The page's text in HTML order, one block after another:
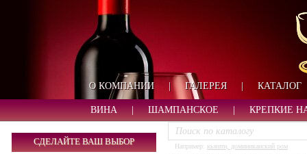
О КОМПАНИИ | ГАЛЕРЕЯ | КАТАЛОГ
ВИНА ШАМПАНСКОЕ КРЕПКИЕ
СДЕЛАЙТЕ ВАШ ВЫБОР Например: кьянти, доминиканский ром